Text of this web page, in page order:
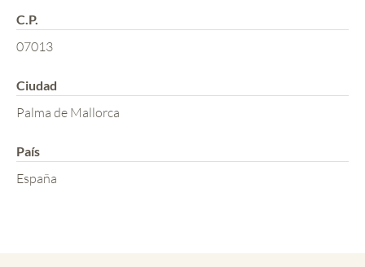
C.P.
07013
Ciudad
Palma de Mallorca
País
España